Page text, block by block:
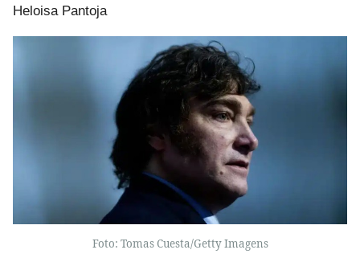
Heloisa Pantoja
Foto: Tomas Cuesta/Getty Imagens